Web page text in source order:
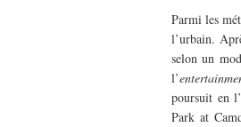
Parmi les
l’urbain.
selon un
l’
poursuit en
Park at